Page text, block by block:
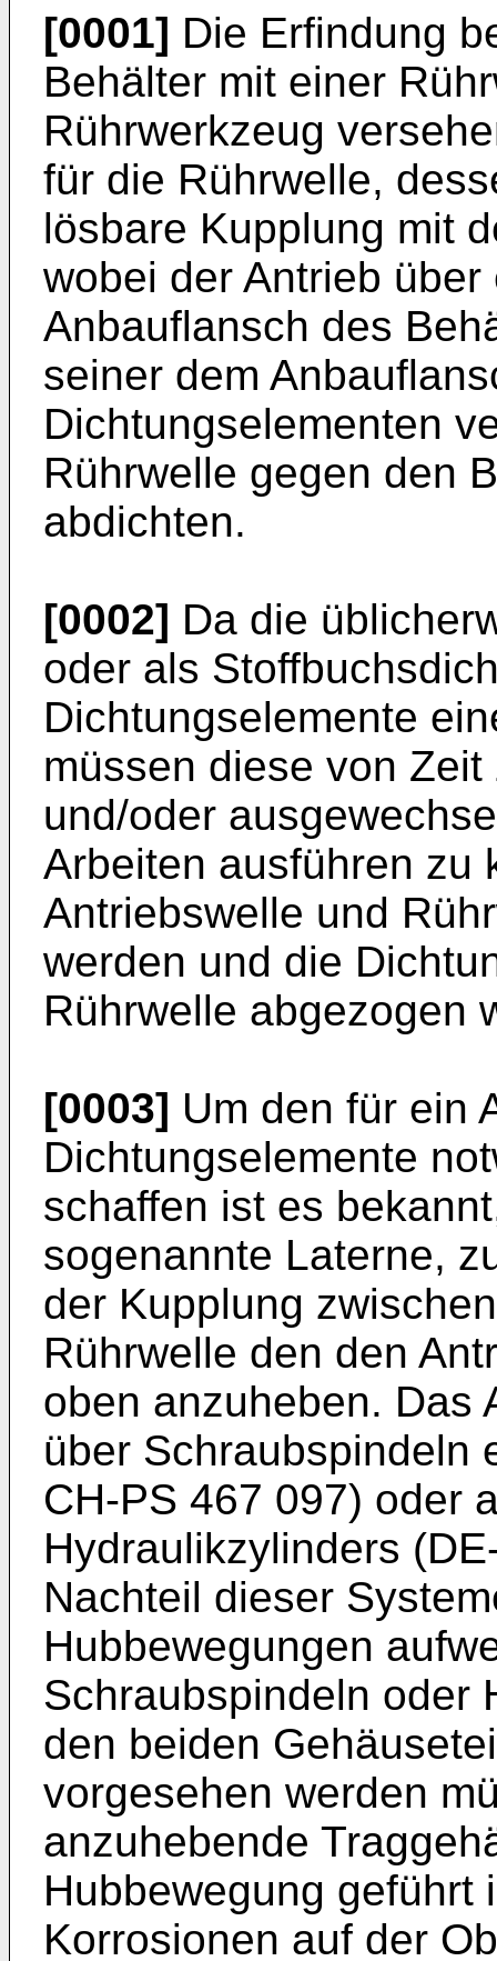
[0001] Die Erfindung
Behälter mit einer
Rührwerkzeug
für die Rührwelle,
lösbare Kupplung mit
wobei der Antrieb
Anbauflansch des
seiner dem
Dichtungselementen
Rührwelle gegen den
abdichten.
[0002] Da die
oder als
Dichtungselemente
müssen diese von
und/oder
Arbeiten aus­führen zu
Antriebswelle und
werden und die
Rührwelle abgezogen
[0003] Um den für ein
Dichtungselemente
schaffen ist es
sogenannte Laterne,
der Kupplung
Rührwelle den den
oben anzuheben. Das
über Schraubspindeln
CH-PS 467 097) oder
Hydraulikzylinders
Nachteil dieser
Hubbe­wegungen
Schraubspindeln oder
den beiden
vorgesehen werden
anzuhebende
Hubbewegung geführt
Korrosionen auf der